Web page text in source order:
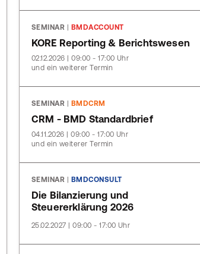
SEMINAR BMDACCOUNT
KORE Reporting & Berichtswesen
02.12.2026 | 09:00 - 17:00 Uhr
und ein weiterer Termin
SEMINAR BMDCRM
CRM - BMD Standardbrief
04.11.2026 | 09:00 - 17:00 Uhr
und ein weiterer Termin
SEMINAR BMDCONSULT
Die Bilanzierung und
Steuererklärung 2026
25.02.2027 | 09:00 - 17:00 Uhr